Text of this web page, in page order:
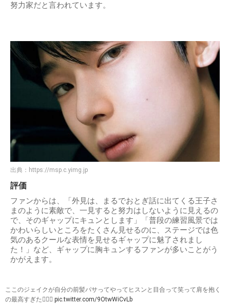
努力家だと言われています。
出典： https://msp.c.yimg.jp
評価
ファンからは、「外見は、まるでおとぎ話に出てくる王子さ
まのように素敵で、一見すると努力はしないように見えるの
で、そのギャップにキュンとします」「普段の練習風景では
かわいらしいところをたくさん見せるのに、ステージでは色
気のあるクールな表情を見せるギャップに魅了されまし
た！」など、ギャップに胸キュンするファンが多いことがう
かがえます。
ここのジェイクが自分の前髪パサってやってヒスンと目合って笑って肩を抱く
の最高すぎた🤦🏻‍♀️ pic.twitter.com/9OtwWiCvLb